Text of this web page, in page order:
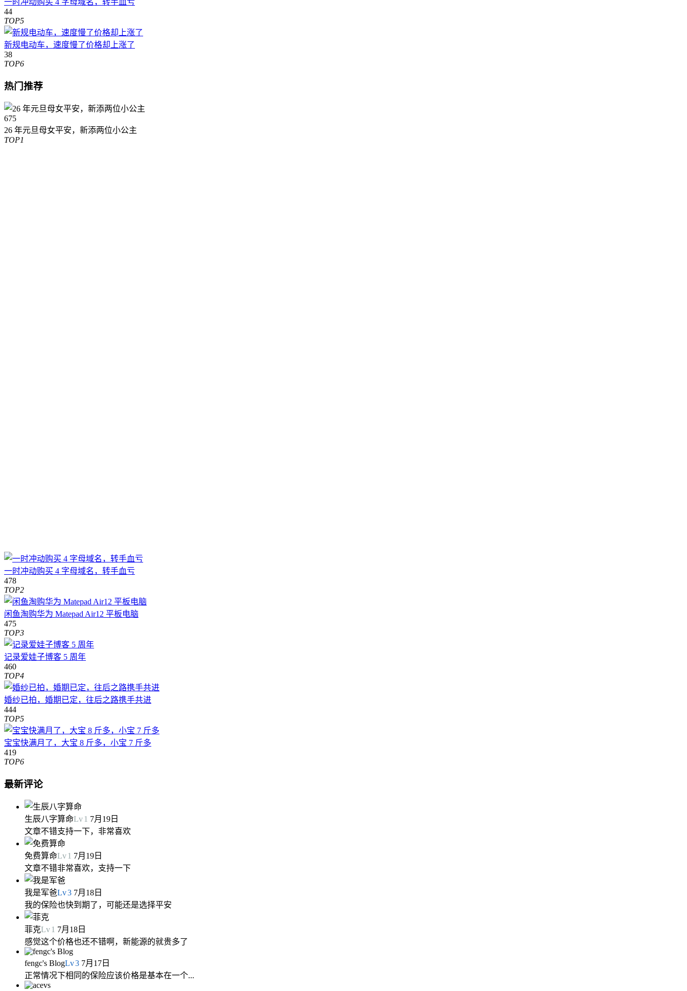
一时冲动购买 4 字母域名，转手血亏
44
TOP5
新规电动车，速度慢了价格却上涨了
38
TOP6
热门推荐
675
26 年元旦母女平安，新添两位小公主
TOP1
一时冲动购买 4 字母域名，转手血亏
478
TOP2
闲鱼淘购华为 Matepad Air12 平板电脑
475
TOP3
记录爱娃子博客 5 周年
460
TOP4
婚纱已拍，婚期已定，往后之路携手共进
444
TOP5
宝宝快满月了，大宝 8 斤多，小宝 7 斤多
419
TOP6
最新评论
生辰八字算命Lv1 7月19日
文章不错支持一下，非常喜欢
免费算命Lv1 7月19日
文章不错非常喜欢，支持一下
我是军爸Lv3 7月18日
我的保险也快到期了，可能还是选择平安
菲克Lv1 7月18日
感觉这个价格也还不错啊，新能源的就贵多了
fengc's BlogLv3 7月17日
正常情况下相同的保险应该价格是基本在一个...